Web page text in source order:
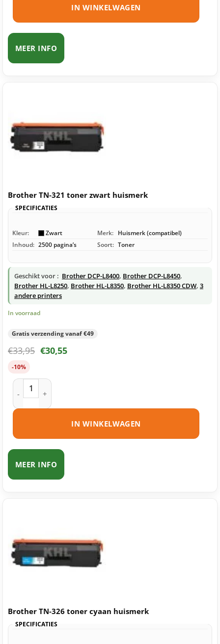
IN WINKELWAGEN
MEER INFO
Brother TN-321 toner zwart huismerk
SPECIFICATIES
Kleur: Zwart Merk: Huismerk (compatibel)
Inhoud: 2500 pagina’s Soort: Toner
Geschikt voor : Brother DCP-L8400, Brother DCP-L8450,
Brother HL-L8250, Brother HL-L8350, Brother HL-L8350 CDW, 3
andere printers
In voorraad
Gratis verzending vanaf €49
€33,95 €30,55
-10%
Brother TN-321 toner zwart huismerk aantal
IN WINKELWAGEN
MEER INFO
Brother TN-326 toner cyaan huismerk
SPECIFICATIES